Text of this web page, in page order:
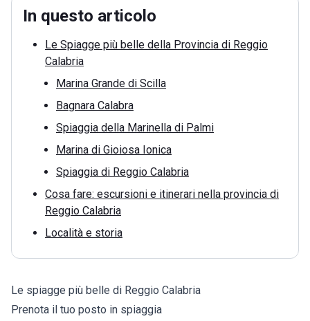
In questo articolo
Le Spiagge più belle della Provincia di Reggio
Calabria
Marina Grande di Scilla
Bagnara Calabra
Spiaggia della Marinella di Palmi
Marina di Gioiosa Ionica
Spiaggia di Reggio Calabria
Cosa fare: escursioni e itinerari nella provincia di
Reggio Calabria
Località e storia
Le spiagge più belle di Reggio Calabria
Prenota il tuo posto in spiaggia